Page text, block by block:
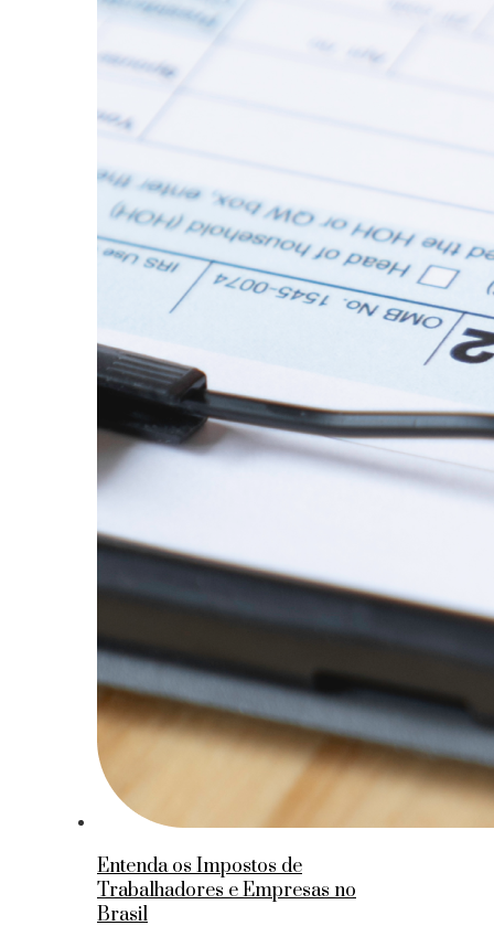
Entenda os Impostos de
Trabalhadores e Empresas no
Brasil